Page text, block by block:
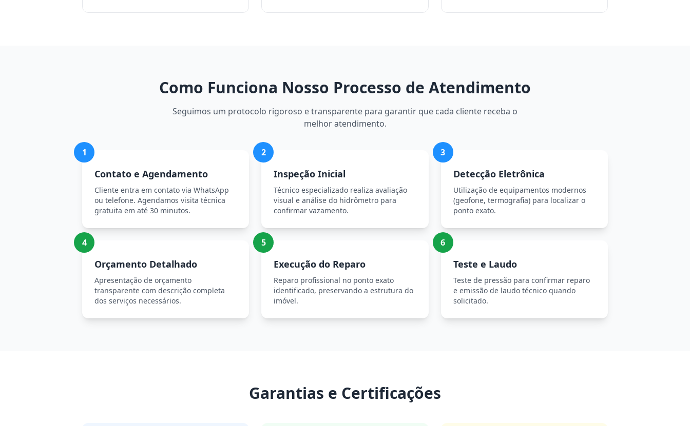
Como Funciona Nosso Processo de Atendimento
Seguimos um protocolo rigoroso e transparente para garantir que cada cliente receba o
melhor atendimento.
1
Contato e Agendamento
Cliente entra em contato via WhatsApp
ou telefone. Agendamos visita técnica
gratuita em até 30 minutos.
2
Inspeção Inicial
Técnico especializado realiza avaliação
visual e análise do hidrômetro para
confirmar vazamento.
3
Detecção Eletrônica
Utilização de equipamentos modernos
(geofone, termografia) para localizar o
ponto exato.
4
Orçamento Detalhado
Apresentação de orçamento
transparente com descrição completa
dos serviços necessários.
5
Execução do Reparo
Reparo profissional no ponto exato
identificado, preservando a estrutura do
imóvel.
6
Teste e Laudo
Teste de pressão para confirmar reparo
e emissão de laudo técnico quando
solicitado.
Garantias e Certificações